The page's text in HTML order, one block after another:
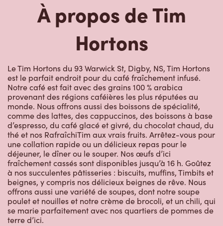
À propos de Tim
Hortons
Le Tim Hortons du 93 Warwick St, Digby, NS, Tim Hortons
est le parfait endroit pour du café fraîchement infusé.
Notre café est fait avec des grains 100 % arabica
provenant des régions caféières les plus réputées au
monde. Nous offrons aussi des boissons de spécialité,
comme des lattes, des cappuccinos, des boissons à base
d’espresso, du café glacé et givré, du chocolat chaud, du
thé et nos RafraîchiTim aux vrais fruits. Arrêtez-vous pour
une collation rapide ou un délicieux repas pour le
déjeuner, le dîner ou le souper. Nos œufs d’ici
fraîchement cassés sont disponibles jusqu’à 16 h. Goûtez
à nos succulentes pâtisseries : biscuits, muffins, Timbits et
beignes, y compris nos délicieux beignes de rêve. Nous
offrons aussi une variété de soupes, dont notre soupe
poulet et nouilles et notre crème de brocoli, et un chili, qui
se marie parfaitement avec nos quartiers de pommes de
terre d’ici.